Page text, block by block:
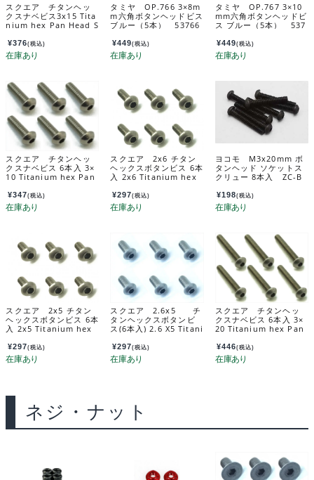
スクエア チタンヘッ
クスナベビス3x15 Tita
nium hex Pan Head S
¥376(税込)
タミヤ OP.766 3×8m
m六角ボタンヘッドビス
ブルー（5本） 53766
¥449(税込)
タミヤ OP.767 3×10
mm六角ボタンヘッドビ
ス ブルー（5本） 537
¥449(税込)
スクエア チタンヘッ
クスナベビス 6本入 3×
10 Titanium hex Pan
cs.) NTR-310
¥347(税込)
スクエア 2x6 チタン
ヘックスボタンビス 6本
入 2x6 Titanium hex
s.) NTR-206
¥297(税込)
ヨコモ M3x20mm ボ
タンヘッド ソケットス
クリュー 8本入 ZC-B
¥198(税込)
スクエア 2x5 チタン
ヘックスボタンビス 6本
入 2x5 Titanium hex
s.) NTR-205
¥297(税込)
スクエア 2.6x5 チ
タンヘックスボタンビ
ス(6本入) 2.6 X5 Titani
ew (6 pcs.) NTR-265
¥297(税込)
スクエア チタンヘッ
クスナベビス 6本入 3×
20 Titanium hex Pan
cs.) NTR-320
¥446(税込)
ネジ・ナット